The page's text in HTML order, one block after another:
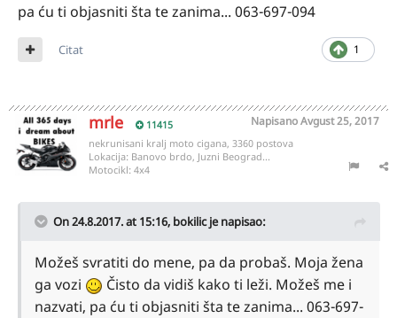
pa ću ti objasniti šta te zanima... 063-697-094
1
Citat
mrle 11415 NapisanoAvgust 25, 2017
nekrunisani kralj moto cigana, 3360 postova
Lokacija: Banovo brdo, Juzni Beograd...
Motocikl: 4x4
On 24.8.2017. at 15:16, bokilicje napisao:
Možeš svratiti do mene, pa da probaš. Moja žena
ga vozi
Čisto da vidiš kako ti leži. Možeš me i
nazvati, pa ću ti objasniti šta te zanima... 063-697-